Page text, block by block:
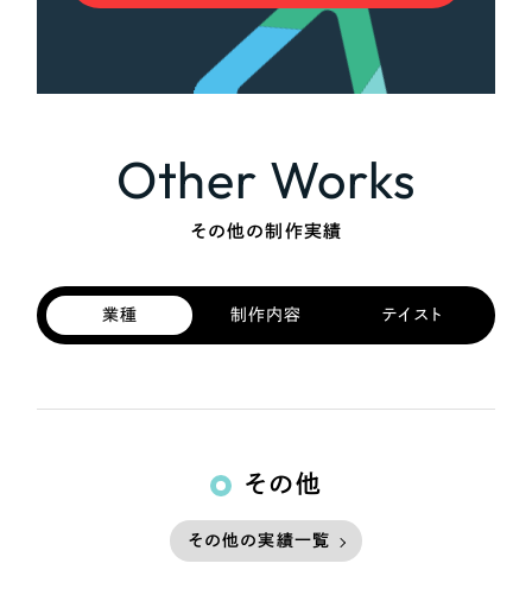
Other Works
その他の制作実績
業種 制作内容 テイスト
その他
その他の実績一覧